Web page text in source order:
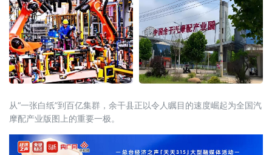
从“一张白纸”到百亿集群，余干县正以令人瞩目的速度崛起为全国汽
摩配产业版图上的重要一极。